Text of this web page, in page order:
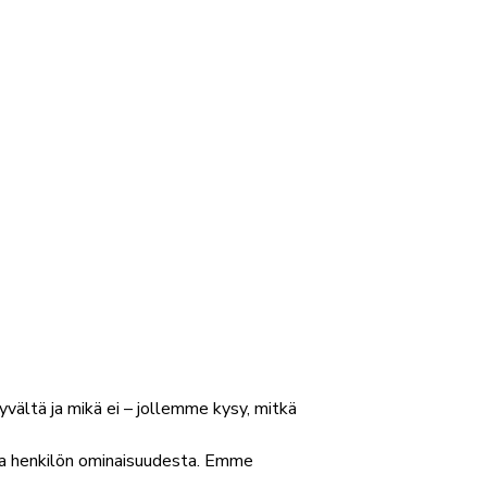
ja mikä ei – jollemme kysy, mitkä
ominaisuudesta. Emme